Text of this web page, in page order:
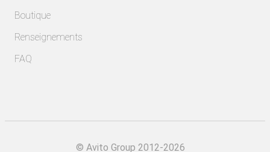
Boutique
Renseignements
FAQ
© Avito Group 2012-2026